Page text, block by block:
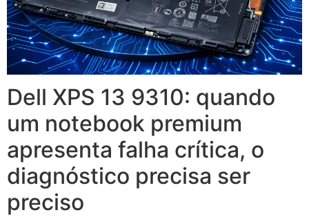
Dell XPS 13 9310: quando
um notebook premium
apresenta falha crítica, o
diagnóstico precisa ser
preciso